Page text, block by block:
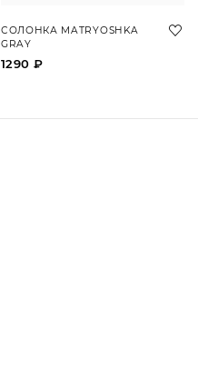
СОЛОНКА MATRYOSHKA
GRAY
1290 ₽